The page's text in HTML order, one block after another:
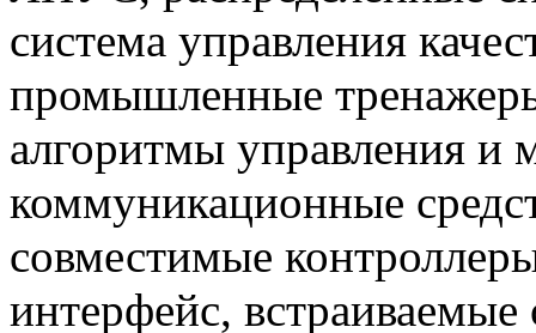
система управления
промышленные
алгоритмы управления и
коммуникационные
совместимые
интерфейс,